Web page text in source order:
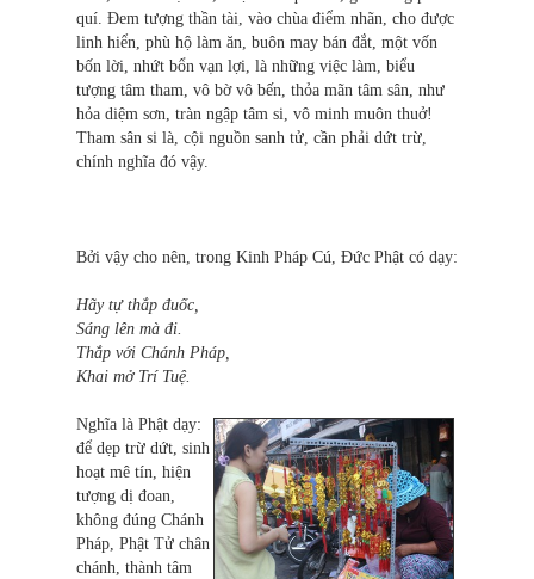
quí. Đem tượng thần tài, vào chùa điểm nhãn, cho được
linh hiển, phù hộ làm ăn, buôn may bán đắt, một vốn
bốn lời, nhứt bổn vạn lợi, là những việc làm, biểu
tượng tâm tham, vô bờ vô bến, thỏa mãn tâm sân, như
hỏa diệm sơn, tràn ngập tâm si, vô minh muôn thuở!
Tham sân si là, cội nguồn sanh tử, cần phải dứt trừ,
chính nghĩa đó vậy.
Bởi vậy cho nên, trong Kinh Pháp Cú, Đức Phật có dạy:
Hãy tự thắp đuốc,
Sáng lên mà đi.
Thắp với Chánh Pháp,
Khai mở Trí Tuệ.
Nghĩa là Phật dạy:
để dẹp trừ dứt, sinh
hoạt mê tín, hiện
tượng dị đoan,
không đúng Chánh
Pháp, Phật Tử chân
chánh, thành tâm